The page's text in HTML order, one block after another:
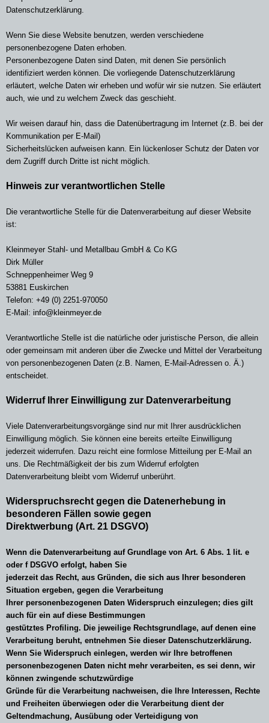
Datenschutzerklärung.
Wenn Sie diese Website benutzen, werden verschiedene
personenbezogene Daten erhoben.
Personenbezogene Daten sind Daten, mit denen Sie persönlich
identifiziert werden können. Die vorliegende Datenschutzerklärung
erläutert, welche Daten wir erheben und wofür wir sie nutzen. Sie erläutert
auch, wie und zu welchem Zweck das geschieht.
Wir weisen darauf hin, dass die Datenübertragung im Internet (z.B. bei der
Kommunikation per E-Mail)
Sicherheitslücken aufweisen kann. Ein lückenloser Schutz der Daten vor
dem Zugriff durch Dritte ist nicht möglich.
Hinweis zur verantwortlichen Stelle
Die verantwortliche Stelle für die Datenverarbeitung auf dieser Website
ist:
Kleinmeyer Stahl- und Metallbau GmbH & Co KG
Dirk Müller
Schneppenheimer Weg 9
53881 Euskirchen
Telefon: +49 (0) 2251-970050
E-Mail: info@kleinmeyer.de
Verantwortliche Stelle ist die natürliche oder juristische Person, die allein
oder gemeinsam mit anderen über die Zwecke und Mittel der Verarbeitung
von personenbezogenen Daten (z.B. Namen, E-Mail-Adressen o. Ä.)
entscheidet.
Widerruf Ihrer Einwilligung zur Datenverarbeitung
Viele Datenverarbeitungsvorgänge sind nur mit Ihrer ausdrücklichen
Einwilligung möglich. Sie können eine bereits erteilte Einwilligung
jederzeit widerrufen. Dazu reicht eine formlose Mitteilung per E-Mail an
uns. Die Rechtmäßigkeit der bis zum Widerruf erfolgten
Datenverarbeitung bleibt vom Widerruf unberührt.
Widerspruchsrecht gegen die Datenerhebung in
besonderen Fällen sowie gegen
Direktwerbung (Art. 21 DSGVO)
Wenn die Datenverarbeitung auf Grundlage von Art. 6 Abs. 1 lit. e
oder f DSGVO erfolgt, haben Sie
jederzeit das Recht, aus Gründen, die sich aus Ihrer besonderen
Situation ergeben, gegen die Verarbeitung
Ihrer personenbezogenen Daten Widerspruch einzulegen; dies gilt
auch für ein auf diese Bestimmungen
gestütztes Profiling. Die jeweilige Rechtsgrundlage, auf denen eine
Verarbeitung beruht, entnehmen Sie dieser Datenschutzerklärung.
Wenn Sie Widerspruch einlegen, werden wir Ihre betroffenen
personenbezogenen Daten nicht mehr verarbeiten, es sei denn, wir
können zwingende schutzwürdige
Gründe für die Verarbeitung nachweisen, die Ihre Interessen, Rechte
und Freiheiten überwiegen oder die Verarbeitung dient der
Geltendmachung, Ausübung oder Verteidigung von